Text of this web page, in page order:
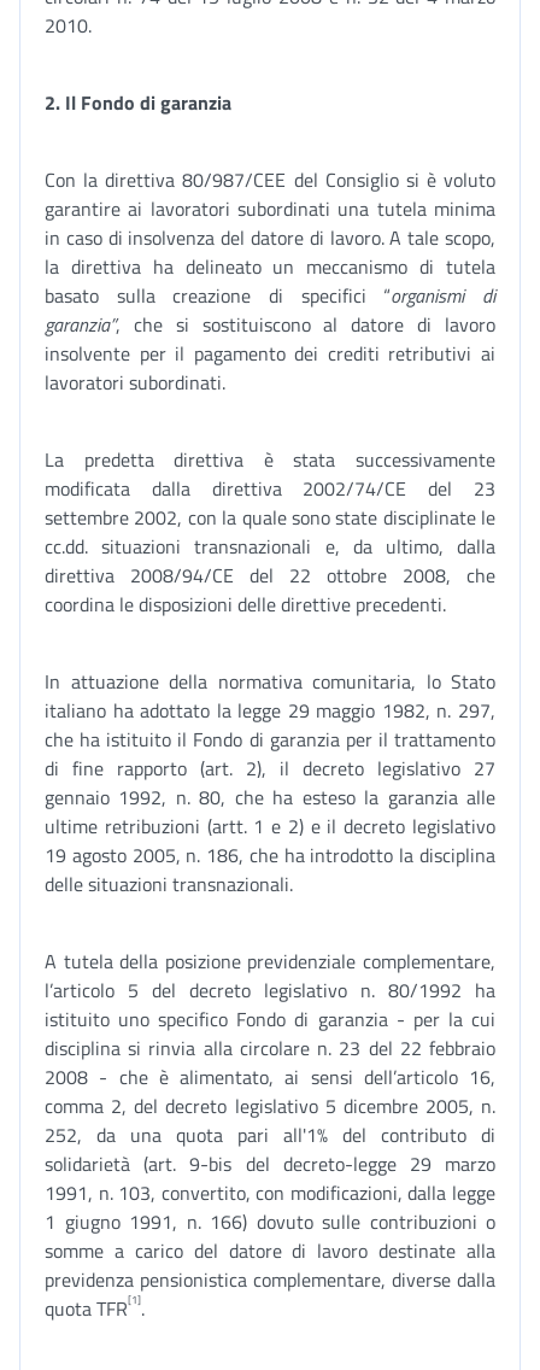
2010.
2. Il Fondo di garanzia
Con la direttiva 80/987/CEE del Consiglio si è voluto
garantire ai lavoratori subordinati una tutela minima
in caso di insolvenza del datore di lavoro. A tale scopo,
la direttiva ha delineato un meccanismo di tutela
basato sulla creazione di specifici “organismi di
garanzia”, che si sostituiscono al datore di lavoro
insolvente per il pagamento dei crediti retributivi ai
lavoratori subordinati.
La predetta direttiva è stata successivamente
modificata dalla direttiva 2002/74/CE del 23
settembre 2002, con la quale sono state disciplinate le
cc.dd. situazioni transnazionali e, da ultimo, dalla
direttiva 2008/94/CE del 22 ottobre 2008, che
coordina le disposizioni delle direttive precedenti.
In attuazione della normativa comunitaria, lo Stato
italiano ha adottato la legge 29 maggio 1982, n. 297,
che ha istituito il Fondo di garanzia per il trattamento
di fine rapporto (art. 2), il decreto legislativo 27
gennaio 1992, n. 80, che ha esteso la garanzia alle
ultime retribuzioni (artt. 1 e 2) e il decreto legislativo
19 agosto 2005, n. 186, che ha introdotto la disciplina
delle situazioni transnazionali.
A tutela della posizione previdenziale complementare,
l’articolo 5 del decreto legislativo n. 80/1992 ha
istituito uno specifico Fondo di garanzia - per la cui
disciplina si rinvia alla circolare n. 23 del 22 febbraio
2008 - che è alimentato, ai sensi dell’articolo 16,
comma 2, del decreto legislativo 5 dicembre 2005, n.
252, da una quota pari all'1% del contributo di
solidarietà (art. 9-bis del decreto-legge 29 marzo
1991, n. 103, convertito, con modificazioni, dalla legge
1 giugno 1991, n. 166) dovuto sulle contribuzioni o
somme a carico del datore di lavoro destinate alla
previdenza pensionistica complementare, diverse dalla
quota TFR[1].